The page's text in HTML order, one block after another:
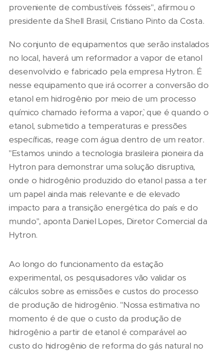
proveniente de combustíveis fósseis", afirmou o
presidente da Shell Brasil, Cristiano Pinto da Costa.
No conjunto de equipamentos que serão instalados
no local, haverá um reformador a vapor de etanol
desenvolvido e fabricado pela empresa Hytron. É
nesse equipamento que irá ocorrer a conversão do
etanol em hidrogênio por meio de um processo
químico chamado ´reforma a vapor`, que é quando o
etanol, submetido a temperaturas e pressões
específicas, reage com água dentro de um reator.
"Estamos unindo a tecnologia brasileira pioneira da
Hytron para demonstrar uma solução disruptiva,
onde o hidrogênio produzido do etanol passa a ter
um papel ainda mais relevante e de elevado
impacto para a transição energética do país e do
mundo", aponta Daniel Lopes, Diretor Comercial da
Hytron.
Ao longo do funcionamento da estação
experimental, os pesquisadores vão validar os
cálculos sobre as emissões e custos do processo
de produção de hidrogênio. "Nossa estimativa no
momento é de que o custo da produção de
hidrogênio a partir de etanol é comparável ao
custo do hidrogênio de reforma do gás natural no